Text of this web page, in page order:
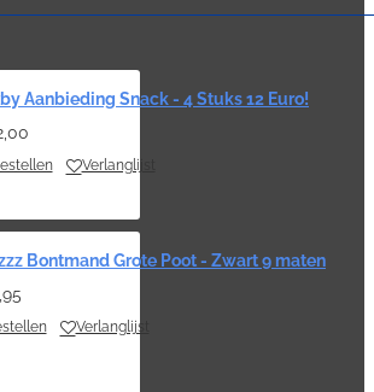
Aanbieding Snack - 4 Stuks 12 Euro!
Verlanglijst
Bontmand Grote Poot - Zwart 9 maten
Verlanglijst